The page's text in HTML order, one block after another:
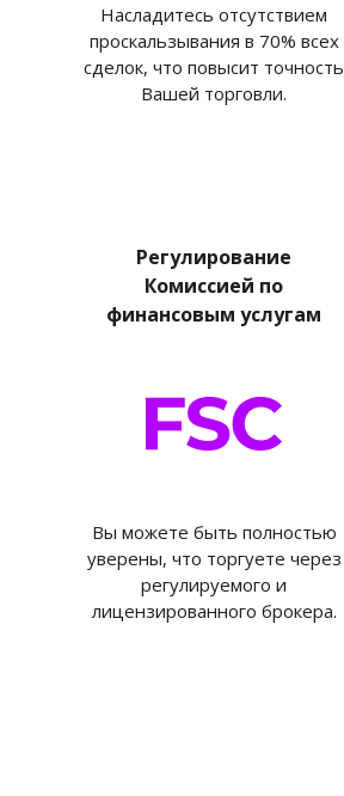
Насладитесь отсутствием
проскальзывания в 70% всех
сделок, что повысит точность
Вашей торговли.
Регулирование
Комиссией по
финансовым услугам
Вы можете быть полностью
уверены, что торгуете через
регулируемого и
лицензированного брокера.